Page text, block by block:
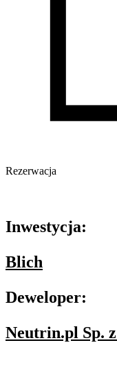
Rezerwacja
Inwestycja:
Blich
Deweloper:
Neutrin.pl Sp.